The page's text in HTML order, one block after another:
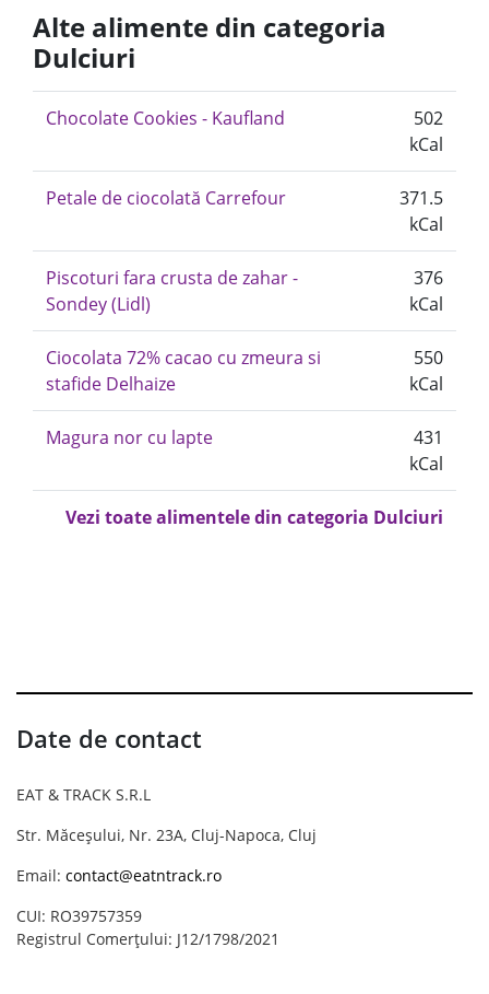
Alte alimente din categoria
Dulciuri
Chocolate Cookies - Kaufland
502
kCal
Petale de ciocolată Carrefour
371.5
kCal
Piscoturi fara crusta de zahar -
Sondey (Lidl)
376
kCal
Ciocolata 72% cacao cu zmeura si
stafide Delhaize
550
kCal
Magura nor cu lapte
431
kCal
Vezi toate alimentele din categoria Dulciuri
Date de contact
EAT & TRACK S.R.L
Str. Măceșului, Nr. 23A, Cluj-Napoca, Cluj
Email: contact@eatntrack.ro
CUI: RO39757359
Registrul Comerțului: J12/1798/2021